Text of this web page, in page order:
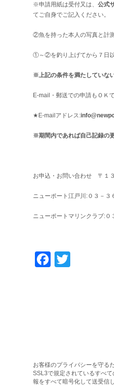
※申請用紙は受付又は、公式
てご自身でご記入ください。
②魚を持った本人の写真と計
①～②を釣り上げてから７日
※上記の条件を満たしていな
E-mail・郵送での申請もＯＫ
★E-mailアドレス:
※期間内であれば自己記録の
お申込・お問い合わせ 〒１
ニューポート江戸川:０３－３
ニューポートマリンクラブ:０
Facebook
お客様のプライバシーを守る
SSL3で規定されているすべ
報をすべて暗号化して送受信